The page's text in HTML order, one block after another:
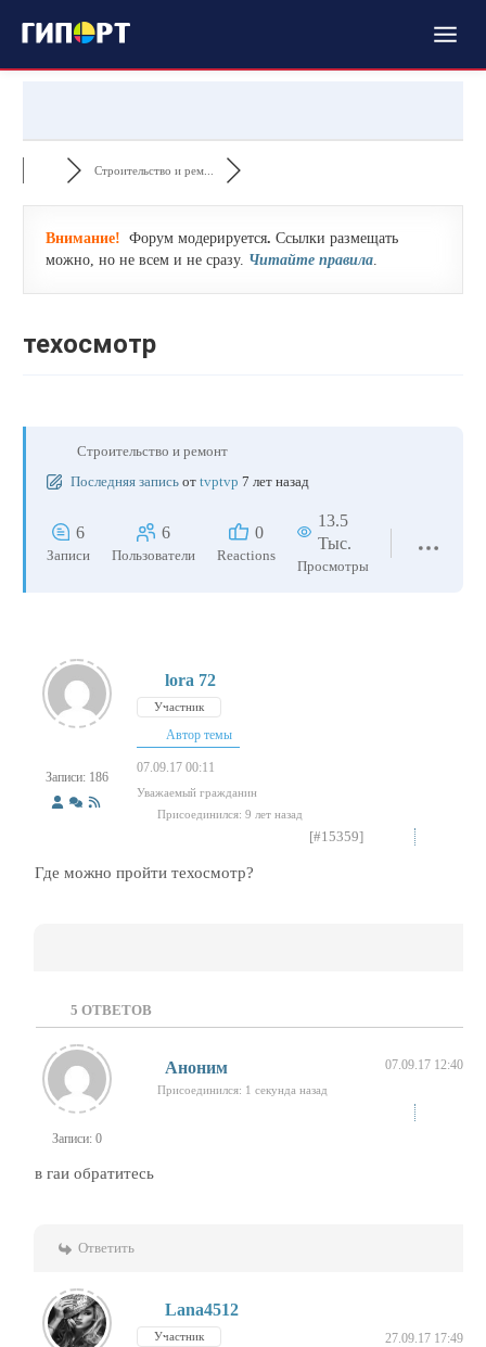
Строительство и рем...
Внимание! Форум модерируется. Ссылки размещать
можно, но не всем и не сразу. Читайте правила.
техосмотр
Строительство и ремонт
Последняя запись от tvptvp 7 лет назад
6
Записи
6
Пользователи
0
Reactions
13.5
Тыс.
Просмотры
Записи: 186
lora 72
Участник
Автор темы
07.09.17 00:11
Уважаемый гражданин
Присоединился: 9 лет назад
[#15359]
Где можно пройти техосмотр?
5 ОТВЕТОВ
Записи: 0
Аноним 07.09.17 12:40
Присоединился: 1 секунда назад
в гаи обратитесь
Ответить
Lana4512
Участник 27.09.17 17:49